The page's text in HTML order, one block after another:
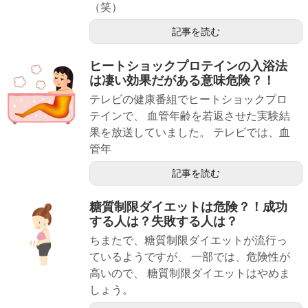
（笑）
記事を読む
ヒートショックプロテインの入浴法
は凄い効果だがある意味危険？！
テレビの健康番組でヒートショックプロ
テインで、 血管年齢を若返させた実験結
果を放送していました。 テレビでは、血
管年
記事を読む
糖質制限ダイエットは危険？！成功
する人は？失敗する人は？
ちまたで、糖質制限ダイエットが流行っ
ているようですが、 一部では、危険性が
高いので、 糖質制限ダイエットはやめま
しょう。